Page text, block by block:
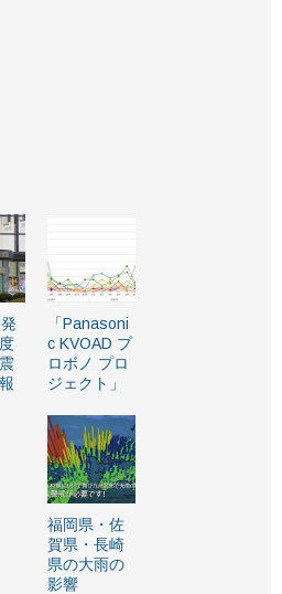
「Panasoni
c KVOAD プ
ロボノ プロ
ジェクト」
福岡県・佐
賀県・長崎
県の大雨の
影響